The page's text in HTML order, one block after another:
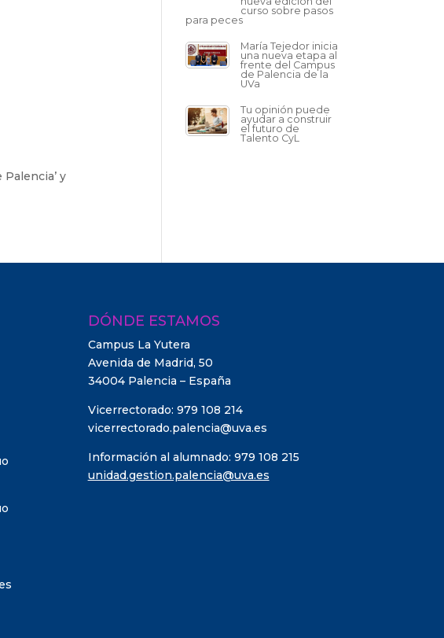
y
curso sobre pasos
para peces
María Tejedor inicia
una nueva etapa al
frente del Campus
de Palencia de la
UVa
Tu opinión puede
ayudar a construir
el futuro de
Talento CyL
DÓNDE ESTAMOS
Campus La Yutera
Avenida de Madrid, 50
34004 Palencia – España
Vicerrectorado: 979 108 214
vicerrectorado.palencia@uva.es
Información al alumnado: 979 108 215
unidad.gestion.palencia@uva.es